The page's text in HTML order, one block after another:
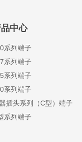
中心
系列端子
系列端子
系列端子
系列端子
插头系列（C型）端子
系列端子